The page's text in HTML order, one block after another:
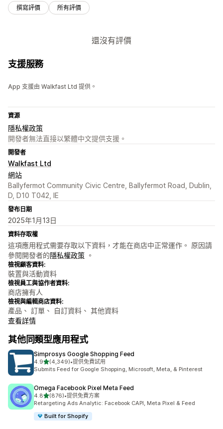
撰寫評價 所有評價
還沒有評價
支援服務
App 支援由 Walkfast Ltd 提供。
資源
隱私權政策
開發者無法直接以繁體中文提供支援。
開發者
Walkfast Ltd
網站
Ballyfermot Community Civic Centre, Ballyfermot Road, Dublin,
D, D10 T042, IE
發布日期
2025年1月13日
資料存取權
這項應用程式需要存取以下資料，才能在商店中正常運作。 原因請
參閱開發者的隱私權政策 。
檢視顧客資料:
裝置與活動資料
檢視員工與協作者資料:
商店擁有人
檢視與編輯商店資料:
產品、 訂單、 自訂資料、 其他資料
查看詳情
其他同類型應用程式
Simprosys Google Shopping Feed
4.9滿分 5 顆星
(4,349)
共有 4349 則評價
•提供免費試用
Submits Feed for Google Shopping, Microsoft, Meta, & Pinterest
Omega Facebook Pixel Meta Feed
4.8滿分 5 顆星
(876)
共有 876 則評價
•提供免費方案
Retargeting Ads Analytic: Facebook CAPI, Meta Pixel & Feed
Built for Shopify